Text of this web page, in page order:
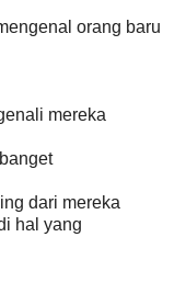
orang baru
mereka
dari mereka
hal yang